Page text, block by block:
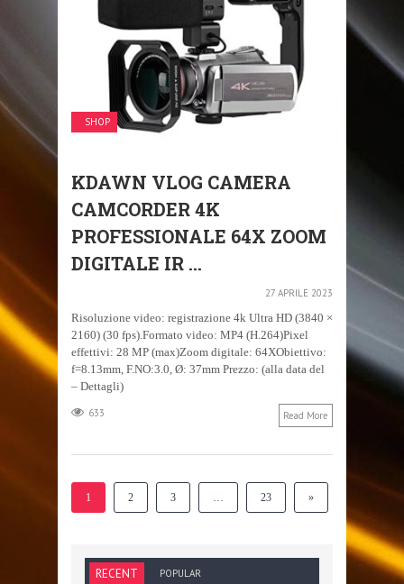
SHOP
KDAWN VLOG CAMERA
CAMCORDER 4K
PROFESSIONALE 64X ZOOM
DIGITALE IR ...
27 APRILE 2023
Risoluzione video: registrazione 4k Ultra HD (3840 ×
2160) (30 fps).Formato video: MP4 (H.264)Pixel
effettivi: 28 MP (max)Zoom digitale: 64XObiettivo:
f=8.13mm, F.NO:3.0, Ø: 37mm Prezzo: (alla data del
– Dettagli)
633 Read More
1 2 3 … 23 »
RECENT POPULAR